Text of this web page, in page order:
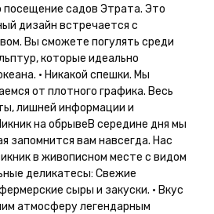
посещение садов Этрата. Это
дизайн встречается с
Вы сможете погулять среди
которые идеально
• Никакой спешки. Мы
от плотного графика. Весь
лишней информации и
на обрывеВ середине дня мы
запомнится вам навсегда. Нас
в живописном месте с видом
деликатесы: Свежие
сыры и закуски. • Вкус
атмосферу легендарным